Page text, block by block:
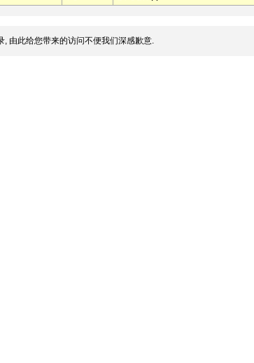
由此给您带来的访问不便我们深感歉意.